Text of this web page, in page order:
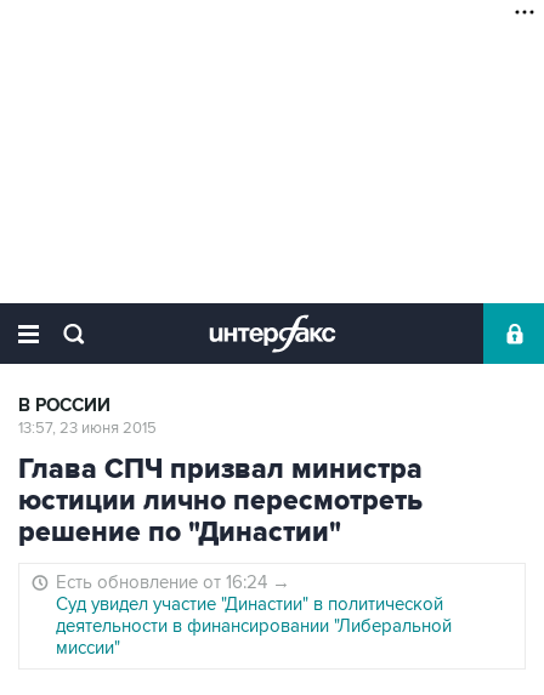
В РОССИИ
13:57, 23 июня 2015
Глава СПЧ призвал министра
юстиции лично пересмотреть
решение по "Династии"
Есть обновление от 16:24 →
Суд увидел участие "Династии" в политической
деятельности в финансировании "Либеральной
миссии"